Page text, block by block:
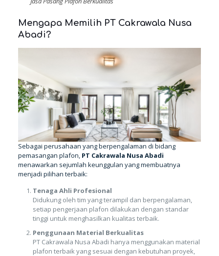
Mengapa Memilih PT Cakrawala Nusa
Abadi?
Sebagai perusahaan yang berpengalaman di bidang
pemasangan plafon, PT Cakrawala Nusa Abadi
menawarkan sejumlah keunggulan yang membuatnya
menjadi pilihan terbaik:
Tenaga Ahli Profesional
Didukung oleh tim yang terampil dan berpengalaman,
setiap pengerjaan plafon dilakukan dengan standar
tinggi untuk menghasilkan kualitas terbaik.
Penggunaan Material Berkualitas
PT Cakrawala Nusa Abadi hanya menggunakan material
plafon terbaik yang sesuai dengan kebutuhan proyek,